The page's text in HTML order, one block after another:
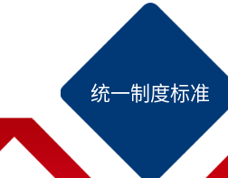
统一制度标准